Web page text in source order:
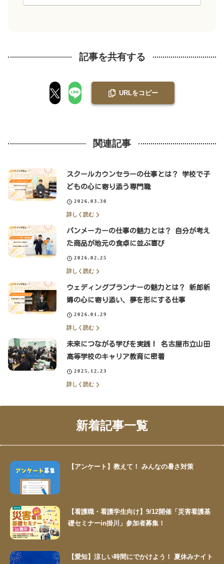
記事を共有する
URLをコピー
関連記事
スクールカウンセラーの仕事とは？ 学校で子
どもの心に寄り添う専門職
2026.03.30
詳しく読む
パンメーカーの仕事の魅力とは？ 自分が考え
た商品が地元の食卓に並ぶ喜び
2026.02.25
詳しく読む
ウェディングプランナーの魅力とは？ 新郎新
婦の心に寄り添い、夢を形にする仕事
2026.01.29
詳しく読む
未来につながる学びを実践！ 名古屋市立山田
高等学校のキャリア教育に密着
2025.12.23
詳しく読む
新着記事一覧
【アンケート】教えて！ みんなの暑さ対策
【看護職・看護学生向け】9/12開催「災害看護基
礎セミナーin掛川」参加者募集！
【愛知】涼しい時間にでかけよう！ 夏休みナイト